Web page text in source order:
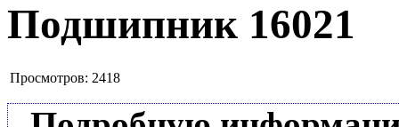
Подшипник 16021
Просмотров: 2418